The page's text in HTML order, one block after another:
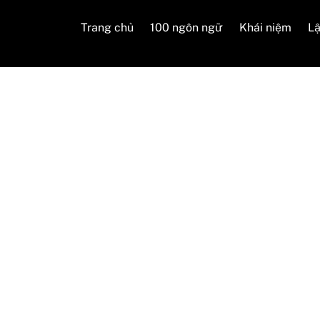
Trang chủ 100 ngôn ngữ Khái niệm